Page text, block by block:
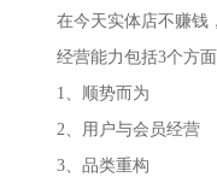
在今天实体店不赚钱
经营能力包括3个方面
1、顺势而为
2、用户与会员经营
3、品类重构